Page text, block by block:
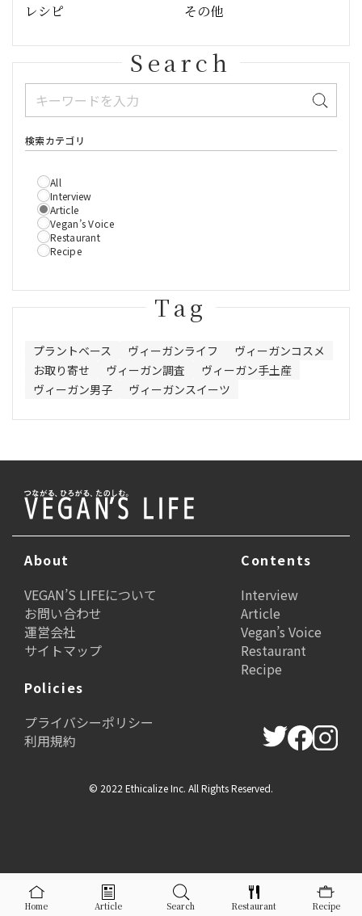
Home Article Search Restaurant Recipe
レシピ
その他
Search
検索カテゴリ
All
Interview
Article
Vegan’s Voice
Restaurant
Recipe
Tag
プラントベース ヴィーガンライフ
ヴィーガンコスメ
お取り寄せ
ヴィーガン調査
ヴィーガン手土産
ヴィーガン男子
ヴィーガンスイーツ
About
VEGAN’S LIFEについて
お問い合わせ
運営会社
サイトマップ
Contents
Interview
Article
Vegan’s Voice
Restaurant
Recipe
Policies
プライバシーポリシー
利用規約
© 2022 Ethicalize Inc. All Rights Reserved.